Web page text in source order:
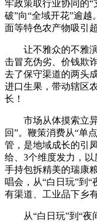
牢政策取行业协同的“
破”向“全域开花”逾
面等特色农产物吸引
让不雅众的不雅演
击冒充伪劣、价钱欺
去了保守渠道的两头
进口生果，带动辖区
长！
市场从体摸索立异
回”。鞭策消费从“单
管，是地域成长的引
给、3个维度发力，以
手持包拆精美的瑞康
唱会，从“白日玩”到
有渠道、工业品下乡
从“白日玩”到“夜